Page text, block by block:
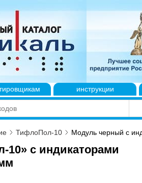
инструкции
ТифлоПол-10 Модуль черный с
с индикаторами